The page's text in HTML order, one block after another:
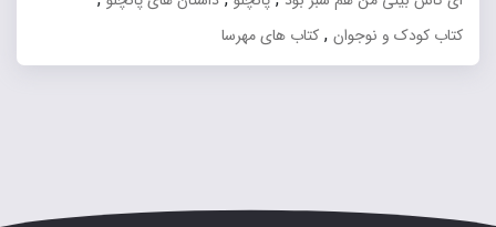
کتاب کودک و نوجوان , کتاب های مهرسا